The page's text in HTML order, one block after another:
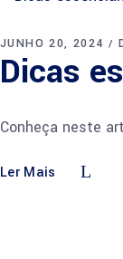
JUNHO 20, 2024
Dicas
Conheça neste
Ler Mais